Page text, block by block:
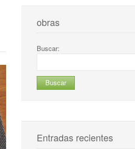
obras
Buscar:
Entradas recientes